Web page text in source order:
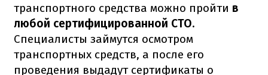
транспортного средства можно пройти в
любой сертифицированной СТО.
Специалисты займутся осмотром
транспортных средств, а после его
проведения выдадут сертификаты о